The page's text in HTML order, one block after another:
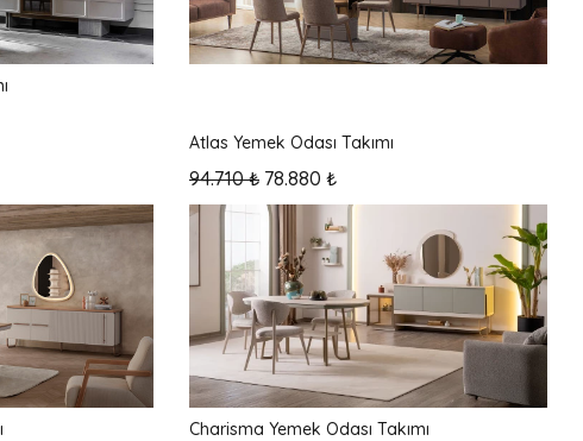
Atlas Yemek Odası Takımı
94.710 ₺ 78.880 ₺
Charisma Yemek Odası Takımı